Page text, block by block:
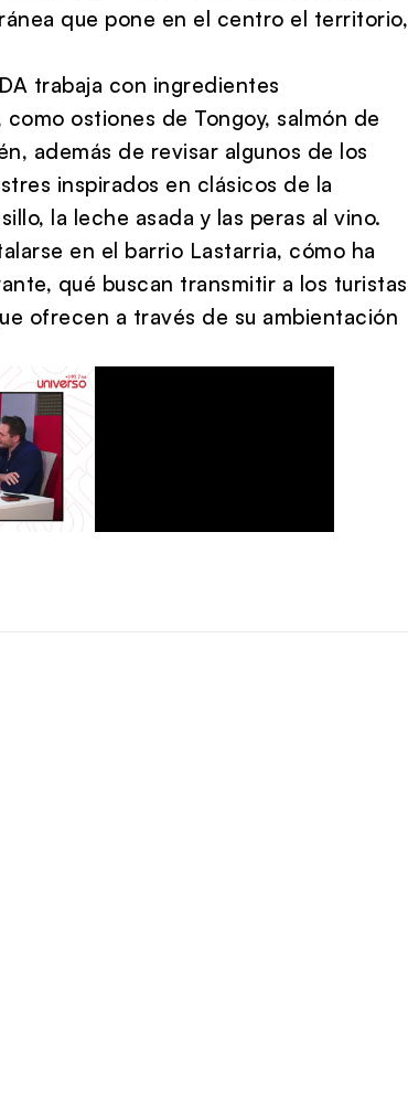
que pone en el centro el territorio,
trabaja con ingredientes
ostiones de Tongoy, salmón de
además de revisar algunos de los
inspirados en clásicos de la
la leche asada y las peras al vino.
en el barrio Lastarria, cómo ha
qué buscan transmitir a los turistas
ofrecen a través de su ambientación